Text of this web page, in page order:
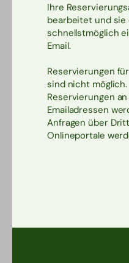
Ihre
bearbeitet und sie
schnellstmöglich
Email.
Reservierungen
sind nicht möglich.
Reservierungen
Emailadressen
Anfragen über
Onlineportale